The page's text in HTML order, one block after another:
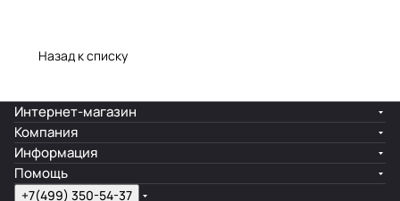
Назад к списку
Интернет-магазин
Компания
Информация
Помощь
+7(499) 350-54-37